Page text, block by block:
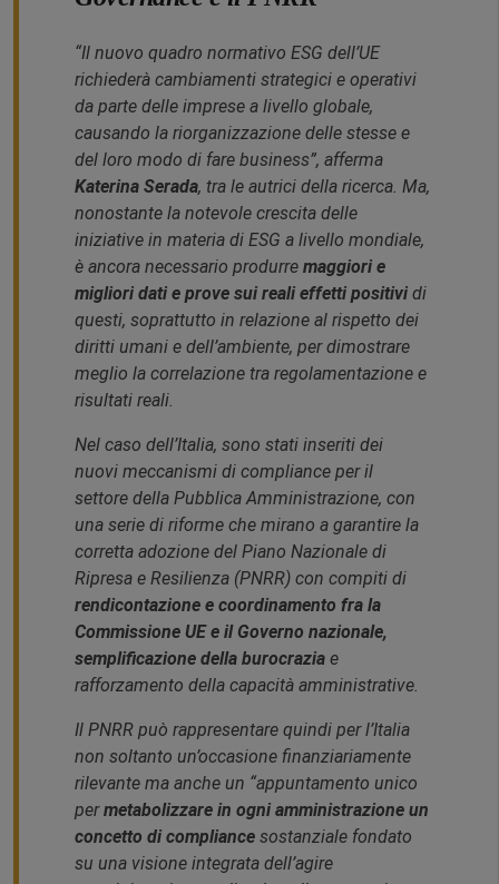
“Il nuovo quadro normativo ESG dell’UE
richiederà cambiamenti strategici e operativi
da parte delle imprese a livello globale,
causando la riorganizzazione delle stesse e
del loro modo di fare business”, afferma
Katerina Serada, tra le autrici della ricerca. Ma,
nonostante la notevole crescita delle
iniziative in materia di ESG a livello mondiale,
è ancora necessario produrre maggiori e
migliori dati e prove sui reali effetti positivi di
questi, soprattutto in relazione al rispetto dei
diritti umani e dell’ambiente, per dimostrare
meglio la correlazione tra regolamentazione e
risultati reali.
Nel caso dell’Italia, sono stati inseriti dei
nuovi meccanismi di compliance per il
settore della Pubblica Amministrazione, con
una serie di riforme che mirano a garantire la
corretta adozione del Piano Nazionale di
Ripresa e Resilienza (PNRR) con compiti di
rendicontazione e coordinamento fra la
Commissione UE e il Governo nazionale,
semplificazione della burocrazia e
rafforzamento della capacità amministrative.
Il PNRR può rappresentare quindi per l’Italia
non soltanto un’occasione finanziariamente
rilevante ma anche un “appuntamento unico
permetabolizzare in ogni amministrazione un
concetto di compliance sostanziale fondato
su una visione integrata dell’agire